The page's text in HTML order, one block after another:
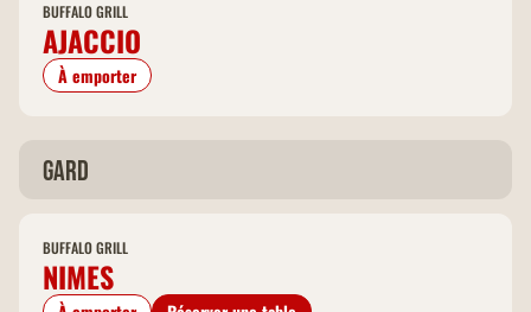
BUFFALO GRILL
AJACCIO
À emporter
Gard
BUFFALO GRILL
NIMES